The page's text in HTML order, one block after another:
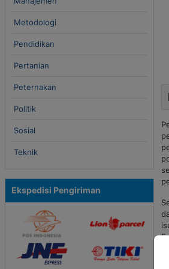
Metodologi
Pendidikan
Pertanian
Peternakan
Politik
Sosial
Teknik
Ekspedisi Pengiriman